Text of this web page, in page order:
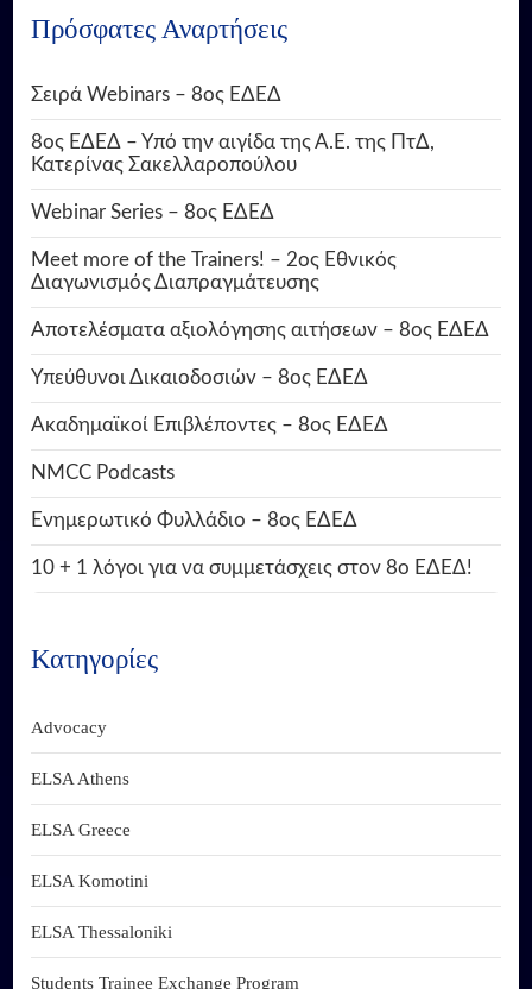
Πρόσφατες Αναρτήσεις
Σειρά Webinars – 8ος ΕΔΕΔ
8ος ΕΔΕΔ – Υπό την αιγίδα της Α.Ε. της ΠτΔ,
Κατερίνας Σακελλαροπούλου
Webinar Series – 8ος ΕΔΕΔ
Meet more of the Trainers! – 2ος Εθνικός
Διαγωνισμός Διαπραγμάτευσης
Αποτελέσματα αξιολόγησης αιτήσεων – 8ος ΕΔΕΔ
Υπεύθυνοι Δικαιοδοσιών – 8ος ΕΔΕΔ
Ακαδημαϊκοί Επιβλέποντες – 8ος ΕΔΕΔ
NMCC Podcasts
Ενημερωτικό Φυλλάδιο – 8ος ΕΔΕΔ
10 + 1 λόγοι για να συμμετάσχεις στον 8ο ΕΔΕΔ!
Κατηγορίες
Advocacy
ELSA Athens
ELSA Greece
ELSA Komotini
ELSA Thessaloniki
Students Trainee Exchange Program